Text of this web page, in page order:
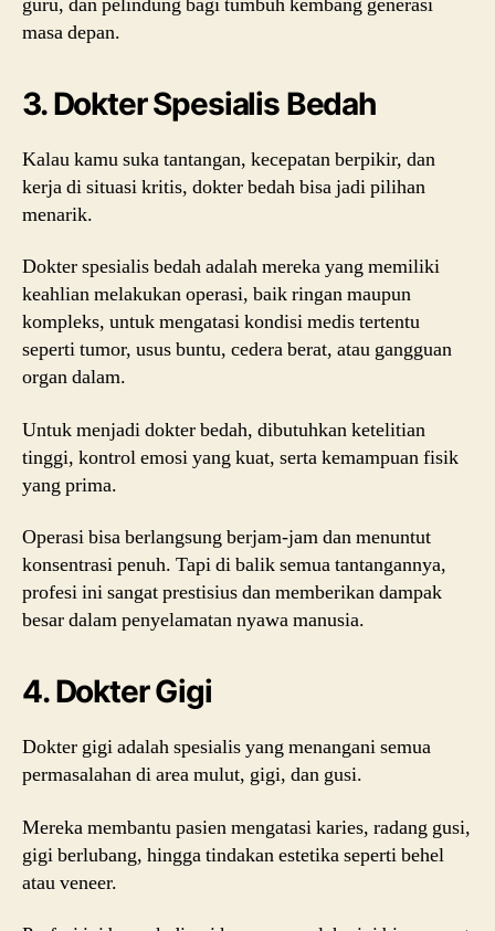
masa depan.
3. Dokter Spesialis Bedah
Kalau kamu suka tantangan, kecepatan berpikir, dan
kerja di situasi kritis, dokter bedah bisa jadi pilihan
menarik.
Dokter spesialis bedah adalah mereka yang memiliki
keahlian melakukan operasi, baik ringan maupun
kompleks, untuk mengatasi kondisi medis tertentu
seperti tumor, usus buntu, cedera berat, atau gangguan
organ dalam.
Untuk menjadi dokter bedah, dibutuhkan ketelitian
tinggi, kontrol emosi yang kuat, serta kemampuan fisik
yang prima.
Operasi bisa berlangsung berjam-jam dan menuntut
konsentrasi penuh. Tapi di balik semua tantangannya,
profesi ini sangat prestisius dan memberikan dampak
besar dalam penyelamatan nyawa manusia.
4. Dokter Gigi
Dokter gigi adalah spesialis yang menangani semua
permasalahan di area mulut, gigi, dan gusi.
Mereka membantu pasien mengatasi karies, radang gusi,
gigi berlubang, hingga tindakan estetika seperti behel
atau veneer.